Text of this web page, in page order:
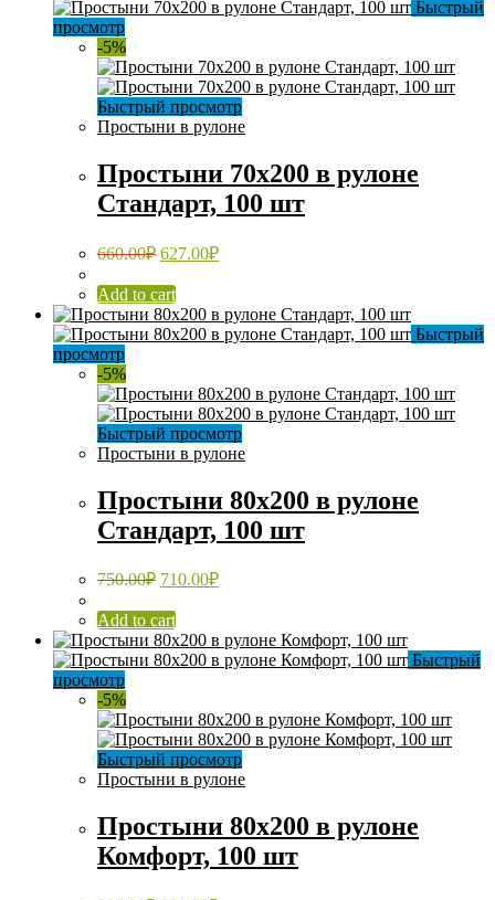
Быстрый
просмотр
-5%
Быстрый просмотр
Простыни в рулоне
Простыни 70х200 в рулоне
Стандарт, 100 шт
660.00₽ 627.00₽
Add to cart
Быстрый
просмотр
-5%
Быстрый просмотр
Простыни в рулоне
Простыни 80х200 в рулоне
Стандарт, 100 шт
750.00₽ 710.00₽
Add to cart
Быстрый
просмотр
-5%
Быстрый просмотр
Простыни в рулоне
Простыни 80х200 в рулоне
Комфорт, 100 шт